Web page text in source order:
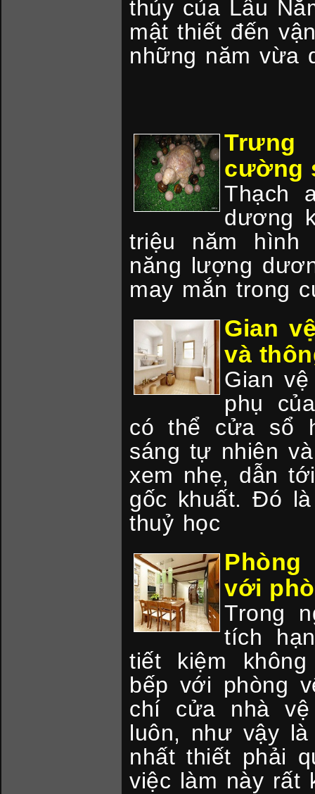
thủy của Lầu
mật thiết đến
những năm vừa
cường
Thạch
dương
triệu năm hình
năng lượng
may mắn trong
Gian
và
Gian
phụ
có thể cửa sổ
sáng tự nhiên
xem nhẹ, dẫn
gốc khuất. Đó
thuỷ học
với
Trong
tích
tiết kiệm
bếp với phòng
chí cửa nhà
luôn, như vậy
nhất thiết phải
việc làm này rất